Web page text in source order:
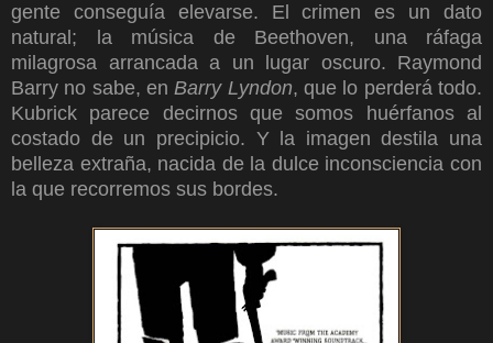
gente conseguía elevarse. El crimen es un dato
natural; la música de Beethoven, una ráfaga
milagrosa arrancada a un lugar oscuro. Raymond
Barry no sabe, enBarry Lyndon, que lo perderá todo.
Kubrick parece decirnos que somos huérfanos al
costado de un precipicio. Y la imagen destila una
belleza extraña, nacida de la dulce inconsciencia con
la que recorremos sus bordes.